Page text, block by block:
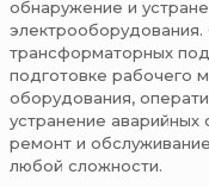
обнаружение и
трансформаторных
подготовке рабочего
оборудования,
устранение
ремонт и
любой сложности.